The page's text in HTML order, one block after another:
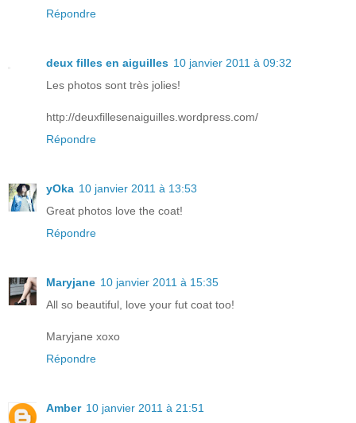
Répondre
deux filles en aiguilles 10 janvier 2011 à 09:32
Les photos sont très jolies!
http://deuxfillesenaiguilles.wordpress.com/
Répondre
yOka 10 janvier 2011 à 13:53
Great photos love the coat!
Répondre
Maryjane 10 janvier 2011 à 15:35
All so beautiful, love your fut coat too!
Maryjane xoxo
Répondre
Amber 10 janvier 2011 à 21:51